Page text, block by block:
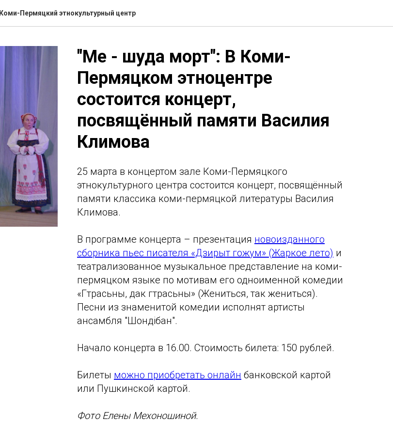
Коми-Пермяцкий этнокультурный центр
"Ме - шуда морт": В Коми-
Пермяцком этноцентре
состоится концерт,
посвящённый памяти Василия
Климова
25 марта в концертом зале Коми-Пермяцкого
этнокультурного центра состоится концерт, посвящённый
памяти классика коми-пермяцкой литературы Василия
Климова.
В программе концерта – презентация новоизданного
сборника пьес писателя «Дзирыт гожум» (Жаркое лето) и
театрализованное музыкальное представление на коми-
пермяцком языке по мотивам его одноименной комедии
«Гӧтрасьны, дак гӧтрасьны» (Жениться, так жениться).
Песни из знаменитой комедии исполнят артисты
ансамбля "Шондібан".
Начало концерта в 16.00. Стоимость билета: 150 рублей.
Билеты можно приобретать онлайн банковской картой
или Пушкинской картой.
Фото Елены Мехоношиной.